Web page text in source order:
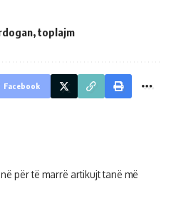
,toplajm
Facebook
për të marrë artikujt tanë më